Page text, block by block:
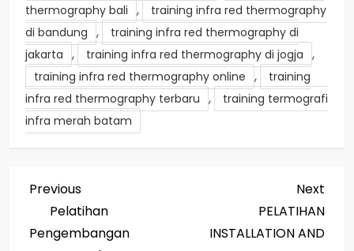
thermography bali ,
training infra red thermography
di bandung ,
training infra red thermography di
jakarta , training infra red thermography di jogja ,
training infra red thermography online ,
training
infra red thermography terbaru ,
training termografi
infra merah batam
P
o
Previous
Post
Previous
Pelatihan
Pengembangan
Post
Next
PELATIHAN
INSTALLATION AND